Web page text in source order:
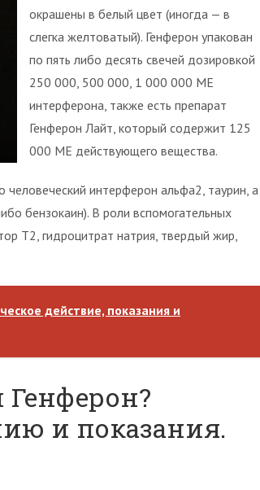
окрашены в белый цвет (иногда — в
слегка желтоватый). Генферон упакован
по пять либо десять свечей дозировкой
250 000, 500 000, 1 000 000 МЕ
интерферона, также есть препарат
Генферон Лайт, который содержит 125
000 МЕ действующего вещества.
интерферон альфа2, таурин, а
бензокаин). В роли вспомогательных
Т2, гидроцитрат натрия, твердый жир,
действие, показания и
Генферон?
и показания.